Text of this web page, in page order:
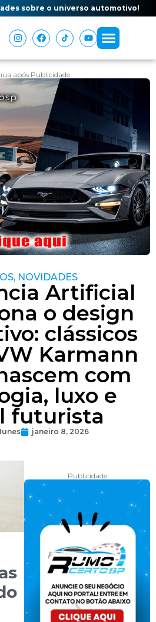
sobre o universo automotivo!
após Publicidade
, NOVIDADES
Artificial
o design
clássicos
Karmann
com
luxo e
futurista
janeiro 8, 2026
Publicidade